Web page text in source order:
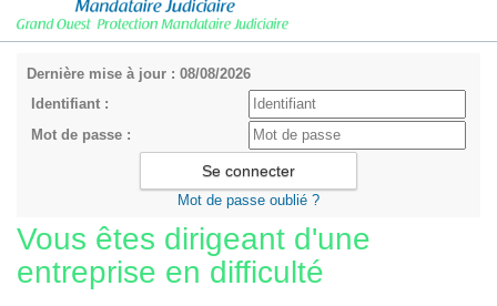
Dernière mise à jour : 08/08/2026
Identifiant :
Mot de passe :
Mot de passe oublié ?
Vous êtes dirigeant d'une
entreprise en difficulté